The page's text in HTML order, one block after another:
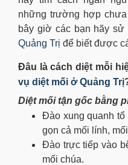
những trường hợp
bây giờ các bạn hãy sử
Quảng Trị để biết được
Đâu là cách diệt mỗi
vụ diệt mối ở Quảng Trị
Diệt mối tận gốc bằng
Đào xung quanh tổ
gọn cả mối lính,
Đào trực tiếp vào
mối chúa.